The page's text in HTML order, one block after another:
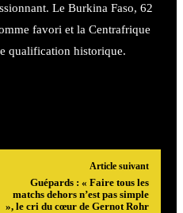
Le Burkina Faso, 62
favori et la Centrafrique
qualification historique.
Article suivant
Guépards : « Faire tous les
matchs dehors n’est pas simple
», le cri du cœur de Gernot Rohr